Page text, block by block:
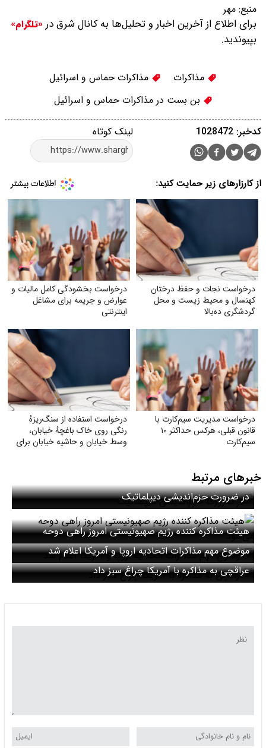
منبع: مهر
برای اطلاع از آخرین اخبار و تحلیل‌ها به کانال شرق در «تلگرام»
بپیوندید.
مذاکرات
مذاکرات حماس و اسرائیل
بن بست در مذاکرات حماس و اسرائیل
لینک کوتاه کدخبر: 1028472
از کارزارهای زیر حمایت کنید:
درخواست نجات و حفظ درختان
کهنسال و محیط زیست و محل
گردشگری ده‌بالا
درخواست بخشودگی کامل مالیات و
عوارض و جریمه برای مشاغل
اینترنتی
درخواست مدیریت سیم‌کارت با
قانون قبلی، هرکس حداکثر ۱۰
سیم‌کارت
درخواست استفاده از سنگ‌ریزهٔ
رنگی روی خاک باغچهٔ خیابان،
وسط خیابان و حاشیه خیابان برای
خبرهای مرتبط
در ضرورت حزم‌اندیشی دیپلماتیک
هیئت مذاکره کننده رژیم صهیونیستی امروز راهی دوحه
می‌شود
موضوع مهم مذاکرات اتحادیه اروپا و آمریکا اعلام شد
عراقچی به مذاکره با آمریکا چراغ سبز داد